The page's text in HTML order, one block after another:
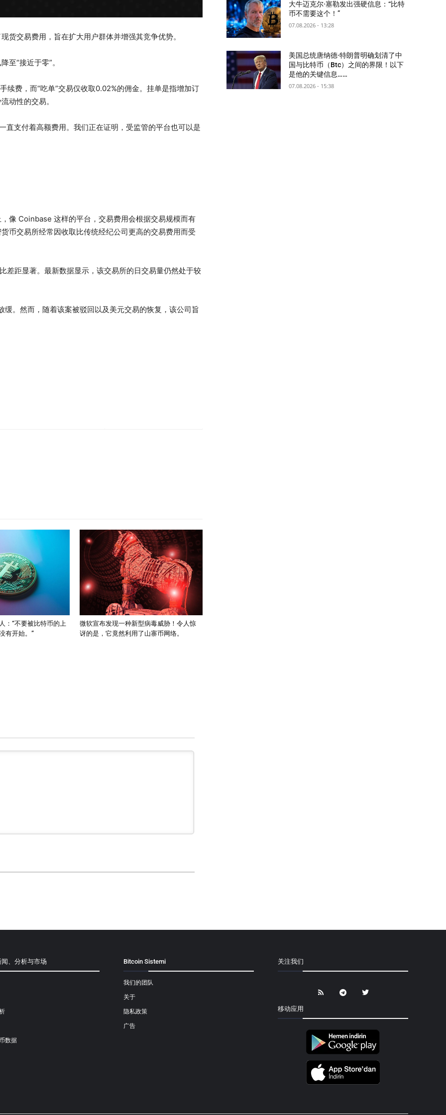
货交易费用，旨在扩大用户群体并增强其竞争优势。
至“接近于零”。
续费，而“吃单”交易仅收取0.02%的佣金。挂单是指增加订
动性的交易。
直支付着高额费用。我们正在证明，受监管的平台也可以是
像 Coinbase 这样的平台，交易费用会根据交易规模而有
币交易所经常因收取比传统经纪公司更高的交易费用而受
距显著。最新数据显示，该交易所的日交易量仍然处于较
。然而，随着该案被驳回以及美元交易的恢复，该公司旨
：“不要被比特币的上
有开始。”
微软宣布发现一种新型病毒威胁！令人惊
讶的是，它竟然利用了山寨币网络。
大牛迈克尔·塞勒发出强硬信息：“比特
币不需要这个！”
07.08.2026 - 13:28
美国总统唐纳德·特朗普明确划清了中
国与比特币（Btc）之间的界限！以下
是他的关键信息……
07.08.2026 - 15:38
、分析与市场
数据
Bitcoin Sistemi
我们的团队
关于
隐私政策
广告
关注我们
移动应用